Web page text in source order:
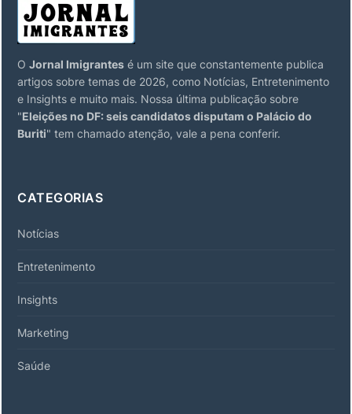
O Jornal Imigrantes é um site que constantemente publica
artigos sobre temas de 2026, como Notícias, Entretenimento
e Insights e muito mais. Nossa última publicação sobre
"Eleições no DF: seis candidatos disputam o Palácio do
Buriti" tem chamado atenção, vale a pena conferir.
CATEGORIAS
Notícias
Entretenimento
Insights
Marketing
Saúde